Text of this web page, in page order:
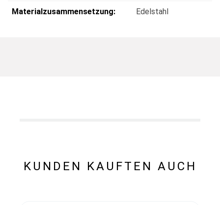
Materialzusammensetzung: Edelstahl
KUNDEN KAUFTEN AUCH